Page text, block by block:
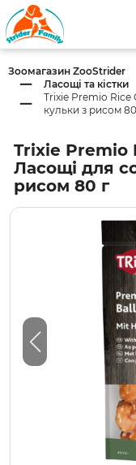
Зоомагазин ZooStrider
Ласощі та кістки
Trixie Premio Rice
кульки з рисом
Trixie Premio
Ласощі для
рисом 80 г